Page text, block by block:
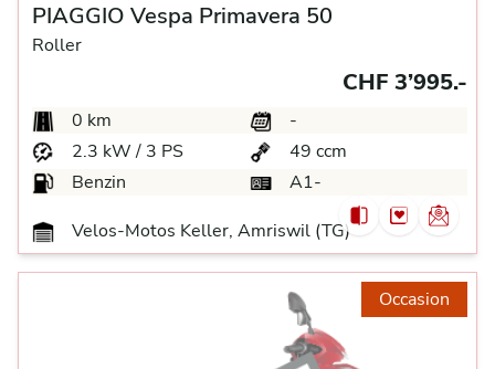
PIAGGIO Vespa Primavera 50
Roller
CHF 3’995.-
0 km
-
2.3 kW / 3 PS
49 ccm
Benzin
A1-
Velos-Motos Keller, Amriswil (TG)
Occasion